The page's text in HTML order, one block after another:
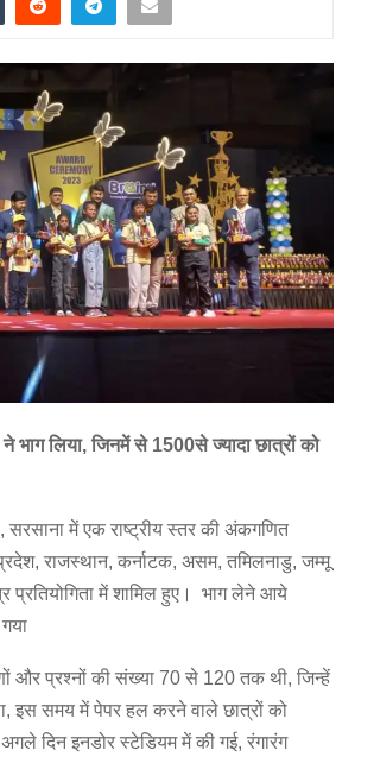
भाग लिया, जिनमें से 1500से ज्यादा छात्रों को
में एक राष्ट्रीय स्तर की अंकगणित
राजस्थान, कर्नाटक, असम, तमिलनाडु, जम्मू
प्रतियोगिता में शामिल हुए। भाग लेने आये
और प्रश्नों की संख्या 70 से 120 तक थी, जिन्हें
इस समय में पेपर हल करने वाले छात्रों को
अगले दिन इनडोर स्टेडियम में की गई, रंगारंग